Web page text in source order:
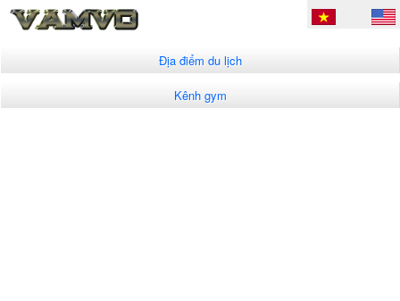
Địa điểm du lịch
Kênh gym